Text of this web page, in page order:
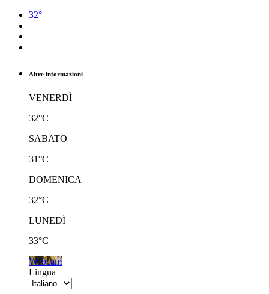
32°
Altre informazioni
VENERDÌ
32°C
SABATO
31°C
DOMENICA
32°C
LUNEDÌ
33°C
Webcam
Lingua